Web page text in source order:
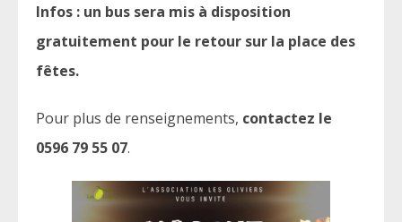
Infos : un bus sera mis à disposition
gratuitement pour le retour sur la place des
fêtes.
Pour plus de renseignements, contactez le
0596 79 55 07.